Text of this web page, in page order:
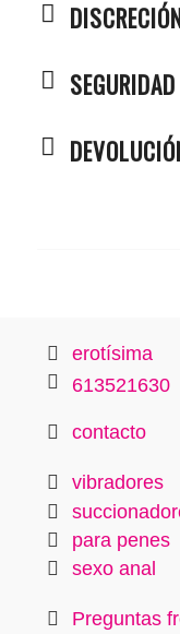
erotísima
613521630
contacto
vibradores
para penes
sexo anal
Preguntas